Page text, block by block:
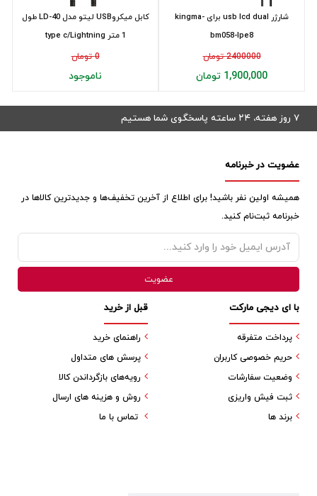
کابل میکروUSB لیتو مدل LD-40 طول
1 متر type c/Lightning
0 تومان
ناموجود
شارژر usb lcd dual برای kingma-
bm058-lpe8
2400000 تومان
1,900,000 تومان
۷ روز هفته، ۲۴ ساعته پاسخگوی شما هستیم
عضویت در خبرنامه
همیشه اولین نفر باشید! برای اطلاع از آخرین تخفیف‌ها و جدیدترین کالاها در
خبرنامه ثبت‌نام کنید.
قبل از خرید
راهنمای خرید
پرسش های متداول
رویه‌های بازگرداندن کالا
روش و هزینه های ارسال
تماس با ما
با ای دیجی مارکت
پرداخت متفرقه
حریم خصوصی کاربران
وضعیت سفارشات
ثبت فیش واریزی
برند ها